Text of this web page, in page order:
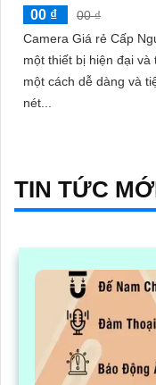
00 ₫
00 ₫
Camera Giá rẻ Cấp
một thiết bị hiện đại
một cách dễ dàng và tiện lợi. Với chất lượng
nét...
TIN TỨC